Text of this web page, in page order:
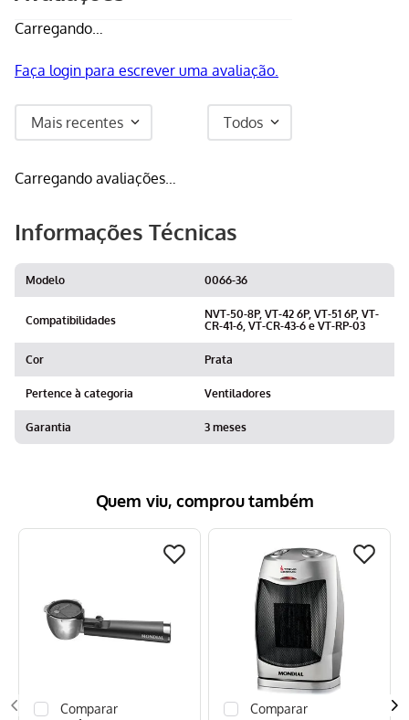
Carregando…
Faça login para escrever uma avaliação.
Mais recentes Todos
Carregando avaliações…
Informações Técnicas
Modelo 0066-36
Compatibilidades
NVT-50-8P, VT-42 6P, VT-51 6P, VT-
CR-41-6, VT-CR-43-6 e VT-RP-03
Cor Prata
Pertence à categoria Ventiladores
Garantia 3 meses
Quem viu, comprou também